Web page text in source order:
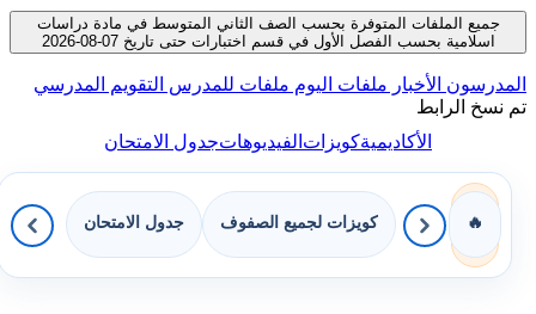
جميع الملفات المتوفرة بحسب الصف الثاني المتوسط في مادة دراسات
اسلامية بحسب الفصل الأول في قسم اختبارات حتى تاريخ 07-08-2026
المدرسون الأخبار ملفات اليوم ملفات للمدرس التقويم المدرسي
تم نسخ الرابط
الأكاديميةكويزاتالفيديوهاتجدول الامتحان
🔥 كويزات لجميع الصفوف جدول الامتحان